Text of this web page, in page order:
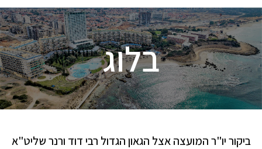
בלוג
ביקור יו"ר המועצה אצל הגאון הגדול רבי דוד ורנר שליט"א